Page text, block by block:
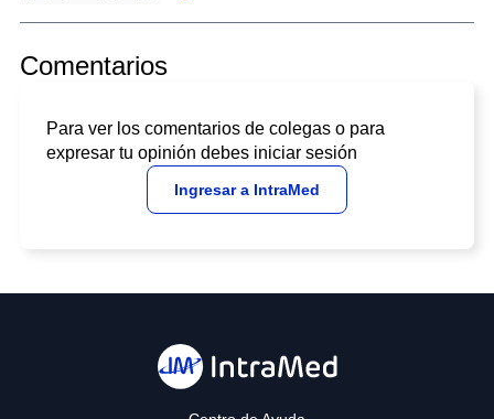
Comentarios
Para ver los comentarios de colegas o para
expresar tu opinión debes iniciar sesión
Ingresar a IntraMed